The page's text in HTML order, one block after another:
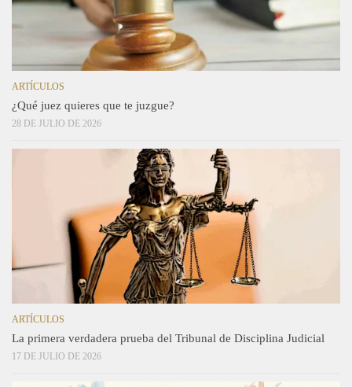
ARTÍCULOS
¿Qué juez quieres que te juzgue?
28 DE JULIO DE 2026
ARTÍCULOS
La primera verdadera prueba del Tribunal de Disciplina Judicial
17 DE JULIO DE 2026